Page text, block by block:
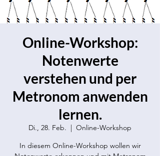
Online-Workshop:
Notenwerte
verstehen und per
Metronom anwenden
lernen.
Di., 28. Feb.
  |
Online-Workshop
In diesem Online-Workshop wollen wir